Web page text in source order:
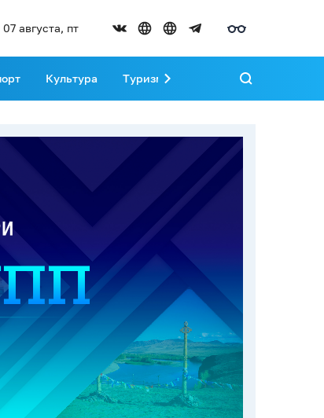
07 августа, пт
Культура Туризм Развитие Тувы